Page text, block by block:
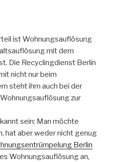
ist Wohnungsauflösung
mit dem
Die Recyclingdienst Berlin
nicht nur beim
steht ihm auch bei der
zur
sein: Man möchte
hat aber weder nicht genug
Berlin
Wohnungsauflösung an,